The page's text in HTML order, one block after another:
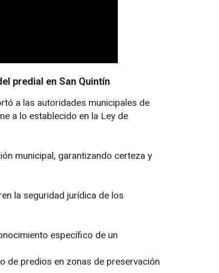
predial en San Quintín
a las autoridades municipales de
a lo establecido en la Ley de
municipal, garantizando certeza y
la seguridad jurídica de los
específico de un
de predios en zonas de preservación